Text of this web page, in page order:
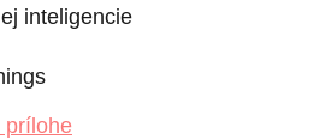
inteligencie
prílohe